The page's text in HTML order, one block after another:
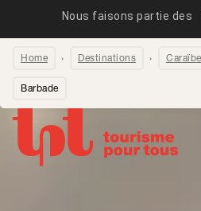
Home Destinations
Barbade